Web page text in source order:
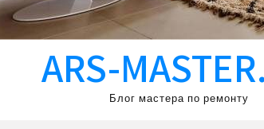
ARS-
Блог мастера по ремонту